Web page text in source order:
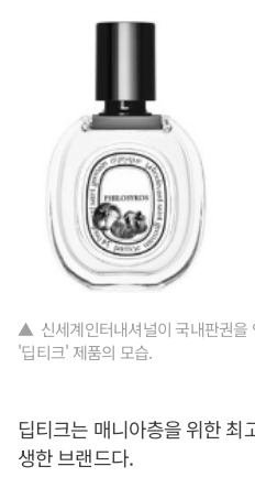
▲ 신세계인터내셔널이 국내판권을
'딥티크' 제품의 모습.
딥티크는 매니아층을 위한 최
생한 브랜드다.